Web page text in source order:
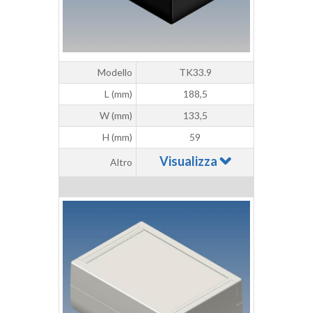
Modello
TK33.9
L (mm)
188,5
W (mm)
133,5
H (mm)
59
Altro Visualizza